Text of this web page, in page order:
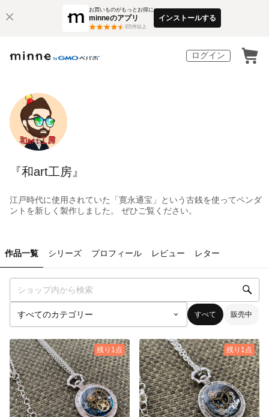
お買いものがもっとお得に
minneのアプリ
3万件以上
インストールする
ログイン
『和art工房』
江戸時代に使用されていた「寛永通宝」という古銭を使ってペンダ
ントを新しく製作しました。 ぜひご覧ください。
作品一覧 シリーズ プロフィール レビュー レター
すべて 販売中
残り1点 残り1点